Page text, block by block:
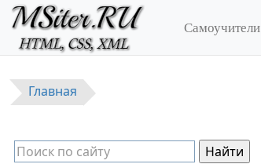
Перейти к основному содержанию
Самоучители
Главная